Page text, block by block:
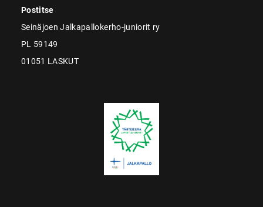
Postitse
Seinäjoen Jalkapallokerho-juniorit ry
PL 59149
01051 LASKUT